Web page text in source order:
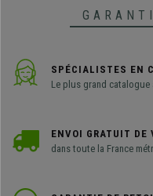
SPÉCIALISTES EN
Le plus grand catalogue
ENVOI GRATUIT DE
dans toute la France